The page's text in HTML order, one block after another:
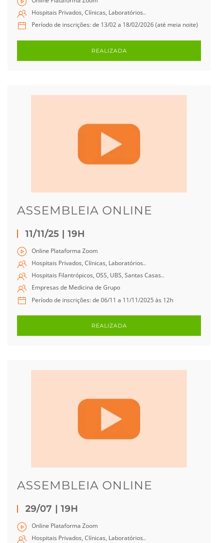
Hospitais Privados, Clínicas, Laboratórios..
Período de inscrições: de 13/02 a 18/02/2026 (até meia noite)
REALIZADA
ASSEMBLEIA ONLINE
11/11/25 | 19H
Online Plataforma Zoom
Hospitais Privados, Clínicas, Laboratórios..
Hospitais Filantrópicos, OSS, UBS, Santas Casas..
Empresas de Medicina de Grupo
Período de inscrições: de 06/11 a 11/11/2025 às 12h
REALIZADA
ASSEMBLEIA ONLINE
29/07 | 19H
Online Plataforma Zoom
Hospitais Privados, Clínicas, Laboratórios..